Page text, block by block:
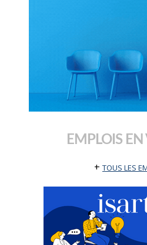
EMPLOIS
+ TOUS LES